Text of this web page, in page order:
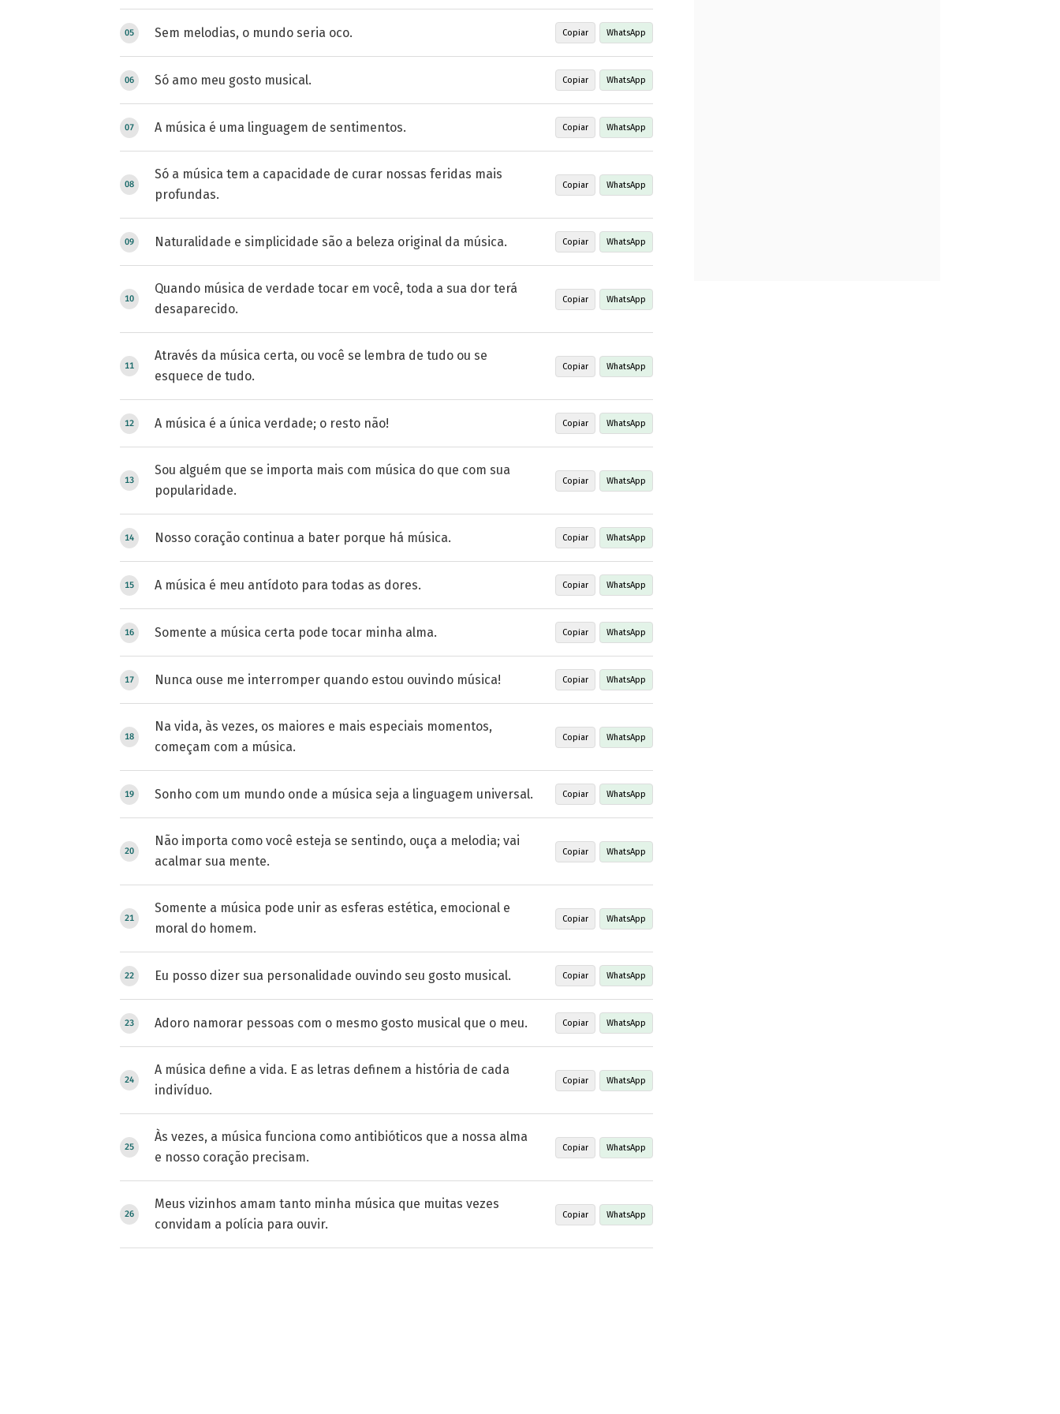
Sem melodias, o mundo seria oco. Copiar WhatsApp
Só amo meu gosto musical. Copiar WhatsApp
A música é uma linguagem de sentimentos. Copiar WhatsApp
Só a música tem a capacidade de curar nossas feridas mais
profundas.
Copiar WhatsApp
Naturalidade e simplicidade são a beleza original da música. Copiar WhatsApp
Quando música de verdade tocar em você, toda a sua dor terá
desaparecido.
Copiar WhatsApp
Através da música certa, ou você se lembra de tudo ou se
esquece de tudo.
Copiar WhatsApp
A música é a única verdade; o resto não! Copiar WhatsApp
Sou alguém que se importa mais com música do que com sua
popularidade.
Copiar WhatsApp
Nosso coração continua a bater porque há música. Copiar WhatsApp
A música é meu antídoto para todas as dores. Copiar WhatsApp
Somente a música certa pode tocar minha alma. Copiar WhatsApp
Nunca ouse me interromper quando estou ouvindo música! Copiar WhatsApp
Na vida, às vezes, os maiores e mais especiais momentos,
começam com a música.
Copiar WhatsApp
Sonho com um mundo onde a música seja a linguagem universal. Copiar WhatsApp
Não importa como você esteja se sentindo, ouça a melodia; vai
acalmar sua mente.
Copiar WhatsApp
Somente a música pode unir as esferas estética, emocional e
moral do homem.
Copiar WhatsApp
Eu posso dizer sua personalidade ouvindo seu gosto musical. Copiar WhatsApp
Adoro namorar pessoas com o mesmo gosto musical que o meu. Copiar WhatsApp
A música define a vida. E as letras definem a história de cada
indivíduo.
Copiar WhatsApp
Às vezes, a música funciona como antibióticos que a nossa alma
e nosso coração precisam.
Copiar WhatsApp
Meus vizinhos amam tanto minha música que muitas vezes
convidam a polícia para ouvir.
Copiar WhatsApp